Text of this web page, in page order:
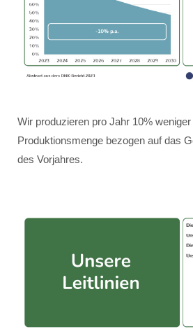
Wir produzieren pro Jahr 10%
Produktionsmenge bezogen auf das
des Vorjahres.